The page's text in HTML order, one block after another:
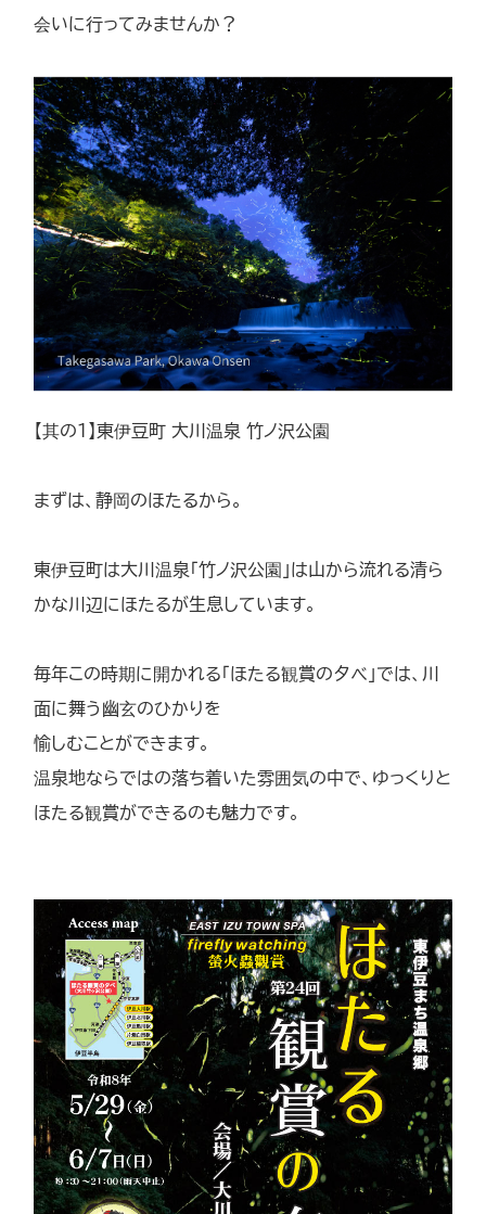
会いに行ってみませんか？
【其の1】東伊豆町 大川温泉 竹ノ沢公園
まずは、静岡のほたるから。
東伊豆町は大川温泉「竹ノ沢公園」は山から流れる清ら
かな川辺にほたるが生息しています。
毎年この時期に開かれる「ほたる観賞の夕べ」では、川
面に舞う幽玄のひかりを
愉しむことができます。
温泉地ならではの落ち着いた雰囲気の中で、ゆっくりと
ほたる観賞ができるのも魅力です。